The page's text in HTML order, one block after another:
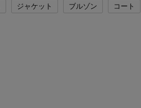
ジャケット ブルゾン コート